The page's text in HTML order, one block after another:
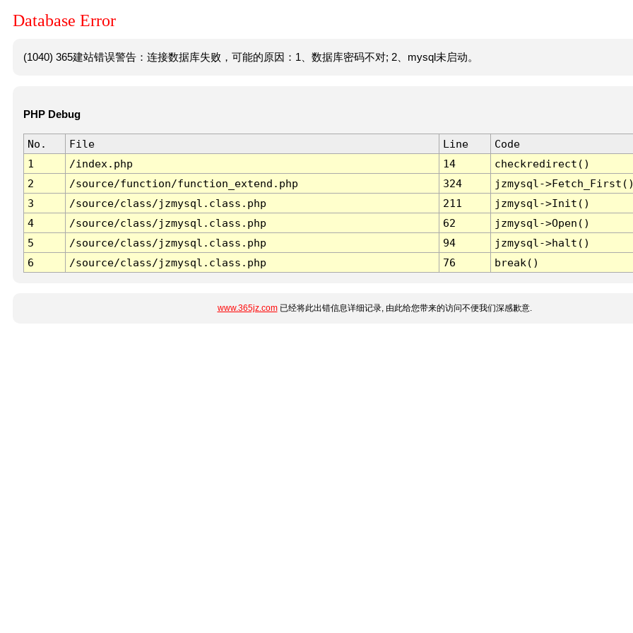
Database Error
(1040) 365建站错误警告：连接数据库失败，可能的原因：1、数据库密码不对; 2、mysql未启动。
PHP Debug
No. File Line
Code
1
/index.php 14
checkredirect()
2
/source/function/function_extend.php 324
jzmysql-
3
/source/class/jzmysql.class.php 211
jzmysql->Init()
4
/source/class/jzmysql.class.php 62
jzmysql->Open()
5
/source/class/jzmysql.class.php 94
jzmysql->halt()
6
/source/class/jzmysql.class.php 76 break()
www.365jz.com已经将此出错信息详细记录, 由此给您带来的访问不便我们深感歉意.